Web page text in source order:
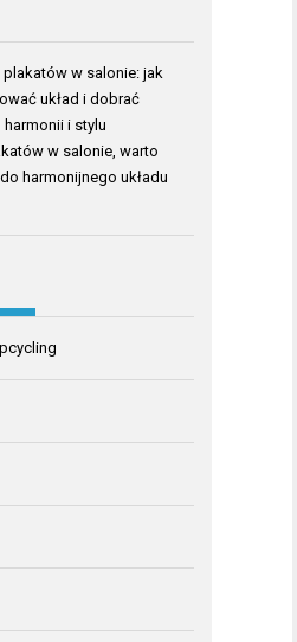
plakatów w salonie: jak
układ i dobrać
i stylu
w salonie, warto
harmonijnego układu